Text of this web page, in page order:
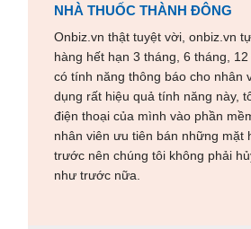
NHÀ THUỐC THÀNH ĐÔNG
Onbiz.vn thật tuyệt vời, onbiz.vn
hàng hết hạn 3 tháng, 6 tháng,
có tính năng thông báo cho nhân
dụng rất hiệu quả tính năng này,
điện thoại của mình vào phần
nhân viên ưu tiên bán những mặt
trước nên chúng tôi không phải
như trước nữa.